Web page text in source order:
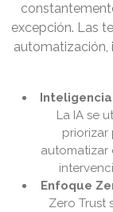
excepción. Las
automatización,
La IA se
priorizar
automatizar
Enfoque
Zero Trust